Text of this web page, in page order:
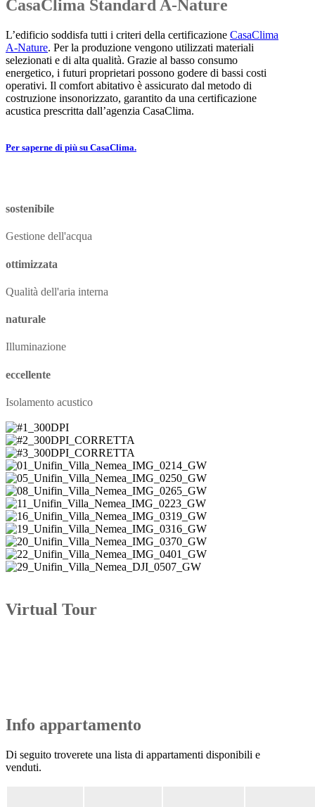
CasaClima Standard A-Nature
L’edificio soddisfa tutti i criteri della certificazione CasaClima
A-Nature. Per la produzione vengono utilizzati materiali
selezionati e di alta qualità. Grazie al basso consumo
energetico, i futuri proprietari possono godere di bassi costi
operativi. Il comfort abitativo è assicurato dal metodo di
costruzione insonorizzato, garantito da una certificazione
acustica prescritta dall’agenzia CasaClima.
Per saperne di più su CasaClima.
sostenibile
Gestione dell'acqua
ottimizzata
Qualità dell'aria interna
naturale
Illuminazione
eccellente
Isolamento acustico
Virtual Tour
Info appartamento
Di seguito troverete una lista di appartamenti disponibili e
venduti.